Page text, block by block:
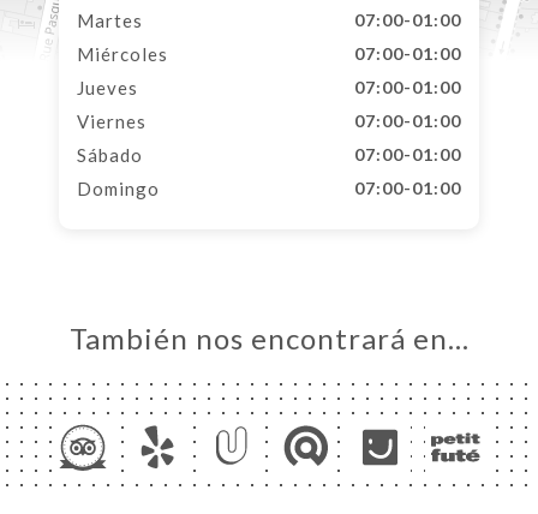
Martes 07:00-01:00
Miércoles 07:00-01:00
Jueves 07:00-01:00
Viernes 07:00-01:00
Sábado 07:00-01:00
Domingo 07:00-01:00
También nos encontrará en…